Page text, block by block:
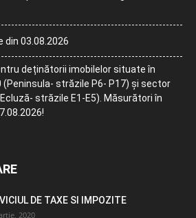
din 03.08.2026
deținătorii imobilelor situate în
străzile P6- P17) și sector
străzile E1-E5). Măsurători în
DE TAXE SI IMPOZITE
2020